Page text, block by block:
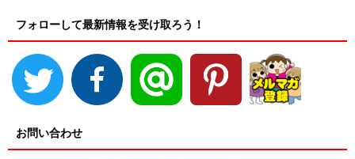
フォローして最新情報を受け取ろう！
お問い合わせ